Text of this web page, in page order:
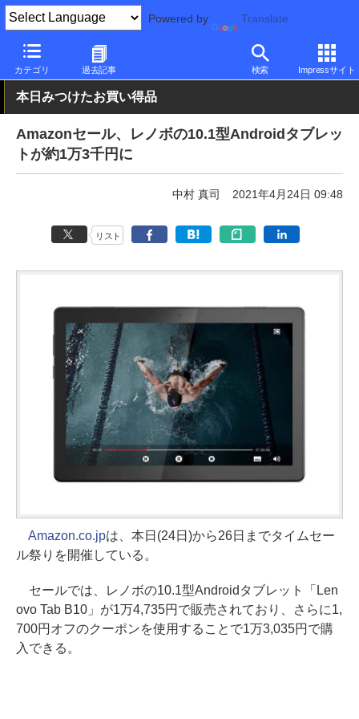
Powered by Translate
カテゴリ 過去記事 検索 Impressサイト
PC Watch パソコン/タブレット/スマートフォン タブレット
本日みつけたお買い得品
Amazonセール、レノボの10.1型Androidタブレッ
トが約1万3千円に
中村 真司 2021年4月24日 09:48
リスト
Amazon.co.jpは、本日(24日)から26日までタイムセー
ル祭りを開催している。
セールでは、レノボの10.1型Androidタブレット「Len
ovo Tab B10」が1万4,735円で販売されており、さらに1,
700円オフのクーポンを使用することで1万3,035円で購
入できる。